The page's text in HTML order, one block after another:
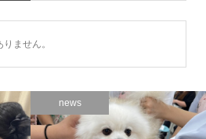
ません。
news